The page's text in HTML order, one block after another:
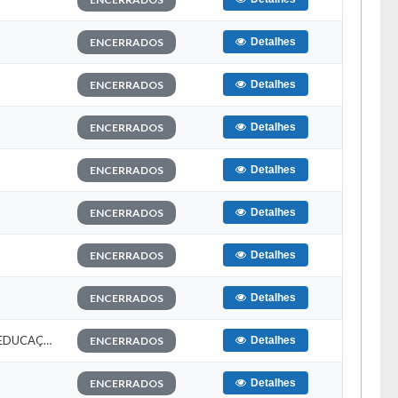
ENCERRADOS Detalhes
ENCERRADOS Detalhes
ENCERRADOS Detalhes
ENCERRADOS Detalhes
ENCERRADOS Detalhes
ENCERRADOS Detalhes
ENCERRADOS Detalhes
EDITAL N° 006/2020 – 6ª CONVOCAÇÃO DO PROCESSO SELETIVO SIMPLIFICADO DA SECRETARIA MUNICIPAL DE EDUCAÇÃO. ENCERRADOS Detalhes
ENCERRADOS Detalhes